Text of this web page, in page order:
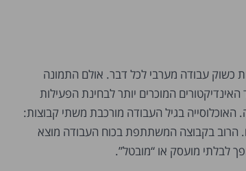
כשוק עבודה מערבי לכל דבר. אולם התמונה
המוכרים יותר לבחינת הפעילות
בגיל העבודה מורכבת משתי קבוצות:
הרוב בקבוצה המשתתפת בכוח העבודה מוצא
לבלתי מועסק או “מובטל”.